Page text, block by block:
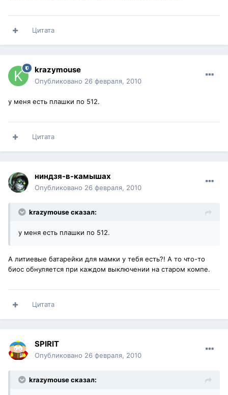
Цитата
krazymouse
Опубликовано 26 февраля, 2010
у меня есть плашки по 512.
Цитата
ниндзя-в-камышах
Опубликовано 26 февраля, 2010
krazymouse сказал:
у меня есть плашки по 512.
А литиевые батарейки для мамки у тебя есть?! А то что-то
биос обнуляется при каждом выключении на старом компе.
Цитата
SPIRIT
Опубликовано 26 февраля, 2010
krazymouse сказал: